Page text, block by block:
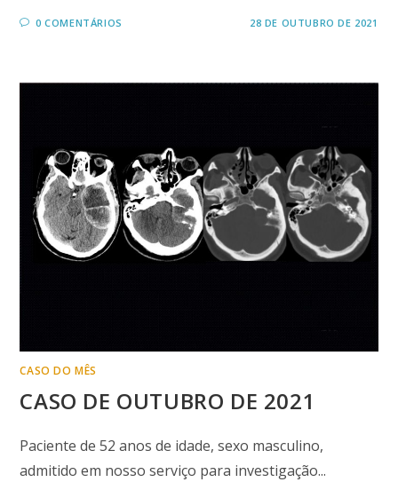
0 COMENTÁRIOS 28 DE OUTUBRO DE 2021
CASO DO MÊS
CASO DE OUTUBRO DE 2021
Paciente de 52 anos de idade, sexo masculino,
admitido em nosso serviço para investigação...